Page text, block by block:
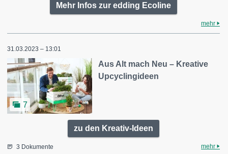
Mehr Infos zur edding Ecoline
mehr
31.03.2023 – 13:01
7
Aus Alt mach Neu – Kreative
Upcyclingideen
zu den Kreativ-Ideen
3 Dokumente mehr